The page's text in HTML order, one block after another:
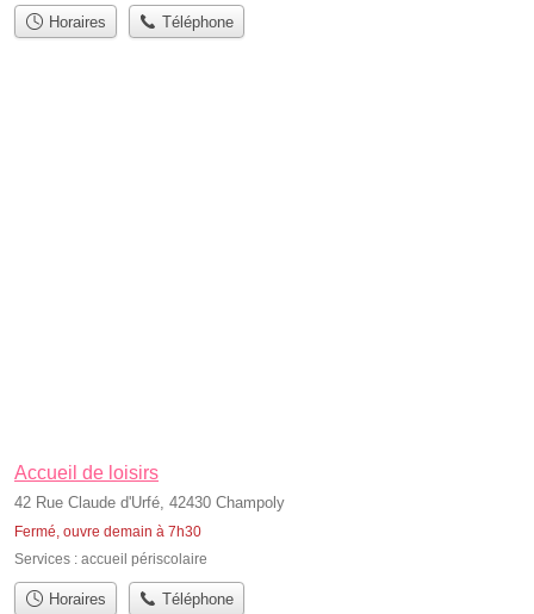
Horaires Téléphone
Accueil de loisirs
42 Rue Claude d'Urfé, 42430 Champoly
Fermé, ouvre demain à 7h30
Services : accueil périscolaire
Horaires Téléphone